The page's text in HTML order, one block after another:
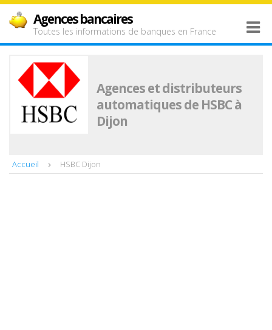
Agences bancaires
Toutes les informations de banques en France
Agences et distributeurs
automatiques de HSBC à
Dijon
Accueil HSBC Dijon